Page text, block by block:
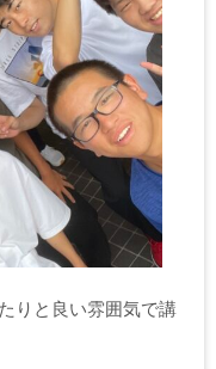
りと良い雰囲気で講